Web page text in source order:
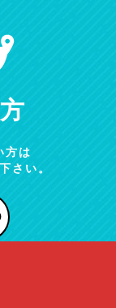
方は
さい。